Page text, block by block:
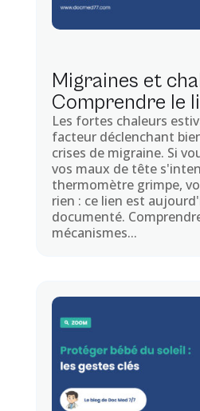
Migraines et
Comprendre le
Les fortes chaleurs
facteur déclenchant
crises de migraine. Si
vos maux de tête
thermomètre grimpe,
rien : ce lien est
documenté.
mécanismes...